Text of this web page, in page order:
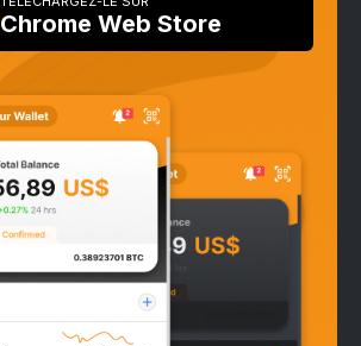
Chrome Web Store